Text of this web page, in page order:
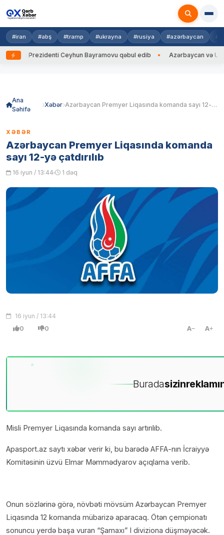
#iran #abş #tramp #ukrayna #rusiya #azərbaycan
Prezidenti Ceyhun Bayramovu qəbul edib Azərbaycan və
Ana
Səhifə
Xəbər Azərbaycan Premyer Liqasında komanda sayı 12-yə çatdırılıb
XƏBƏR
Azərbaycan Premyer Liqasında komanda
sayı 12-yə çatdırılıb
16 iyun / 13:44 1 dəq
16 iyun / 13:44
0 0 A A
Buradasizin
Misli Premyer Liqasında komanda sayı artırılıb.
Apasport.az saytı xəbər verir ki, bu barədə AFFA-nın İcraiyyə
Komitəsinin üzvü Elmar Məmmədyarov açıqlama verib.
Onun sözlərinə görə, növbəti mövsüm Azərbaycan Premyer
Liqasında 12 komanda mübarizə aparacaq. Ötən çempionatı
sonuncu yerdə başa vuran “Şamaxı” I diviziona düşməyəcək.